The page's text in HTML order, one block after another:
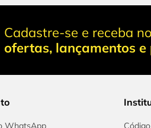
Cadastre-se e receba
ofertas, lançamentos e
WhatsApp